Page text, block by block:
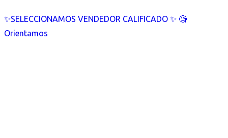
✨SELECCIONAMOS VENDEDOR CALIFICADO ✨ 🧐
Orientamos